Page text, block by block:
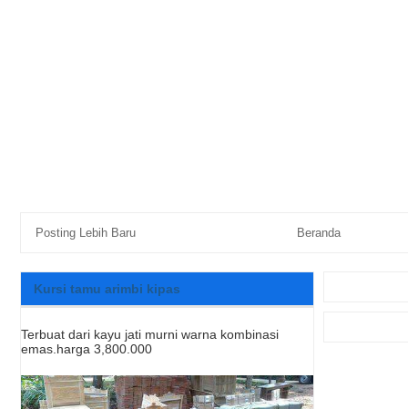
Posting Lebih Baru Beranda
Kursi tamu arimbi kipas
Terbuat dari kayu jati murni warna kombinasi
emas.harga 3,800.000